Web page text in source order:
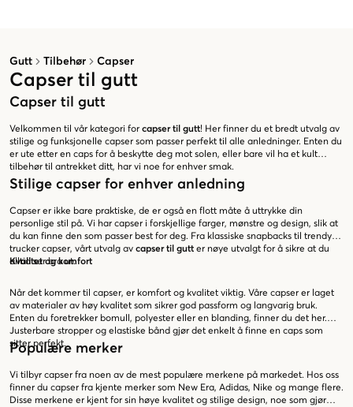
Gutt Tilbehør Capser
Capser til gutt
Capser til gutt
Velkommen til vår kategori for capser til gutt! Her finner du et bredt utvalg av
stilige og funksjonelle capser som passer perfekt til alle anledninger. Enten du
er ute etter en caps for å beskytte deg mot solen, eller bare vil ha et kult
tilbehør til antrekket ditt, har vi noe for enhver smak.
Stilige capser for enhver anledning
Capser er ikke bare praktiske, de er også en flott måte å uttrykke din
personlige stil på. Vi har capser i forskjellige farger, mønstre og design, slik at
du kan finne den som passer best for deg. Fra klassiske snapbacks til trendy
trucker capser, vårt utvalg av capser til gutt er nøye utvalgt for å sikre at du
alltid ser bra ut.
Kvalitet og komfort
Når det kommer til capser, er komfort og kvalitet viktig. Våre capser er laget
av materialer av høy kvalitet som sikrer god passform og langvarig bruk.
Enten du foretrekker bomull, polyester eller en blanding, finner du det her.
Justerbare stropper og elastiske bånd gjør det enkelt å finne en caps som
sitter perfekt.
Populære merker
Vi tilbyr capser fra noen av de mest populære merkene på markedet. Hos oss
finner du capser fra kjente merker som New Era, Adidas, Nike og mange flere.
Disse merkene er kjent for sin høye kvalitet og stilige design, noe som gjør